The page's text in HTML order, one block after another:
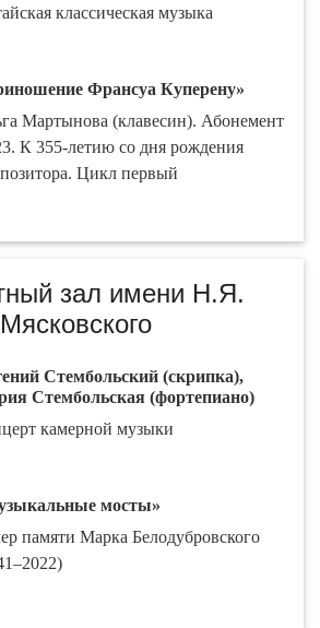
классическая музыка
Франсуа Куперену»
Мартынова (клавесин). Абонемент
К 355-летию со дня рождения
Цикл первый
зал имени Н.Я.
Мясковского
Стембольский (скрипка),
Стембольская (фортепиано)
камерной музыки
мосты»
памяти Марка Белодубровского